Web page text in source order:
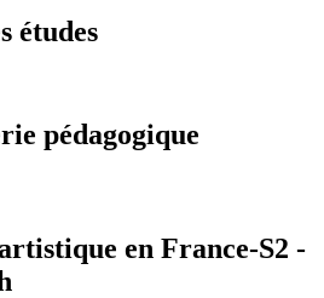
études
pédagogique
en France-S2 -